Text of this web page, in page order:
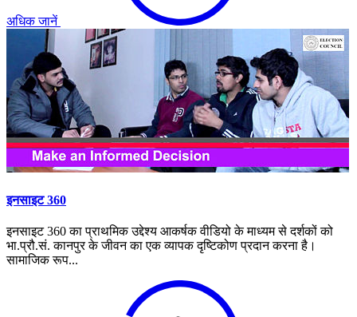
अधिक जानें
इनसाइट 360
इनसाइट 360 का प्राथमिक उद्देश्य आकर्षक वीडियो के माध्यम से दर्शकों को
भा.प्रौ.सं. कानपुर के जीवन का एक व्यापक दृष्टिकोण प्रदान करना है।
सामाजिक रूप...